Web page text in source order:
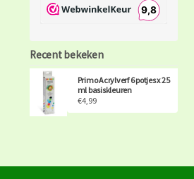
Recent bekeken
Primo Acrylverf 6 potjes x 25
ml basiskleuren
€4,99